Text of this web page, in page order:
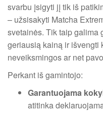
svarbu įsigyti jį tik iš
– užsisakyti Matcha
svetainės. Tik taip galima
geriausią kainą ir išvengti
neveiksmingos ar net
Perkant iš gamintojo:
Garantuojama
atitinka